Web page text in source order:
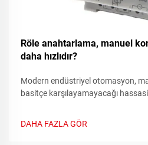
Röle anahtarlama, manuel
daha hızlıdır?
Modern endüstriyel otomasyon,
basitçe karşılayamayacağı
röle sistemlere geçiş, elektrik
DAHA FAZLA GÖR